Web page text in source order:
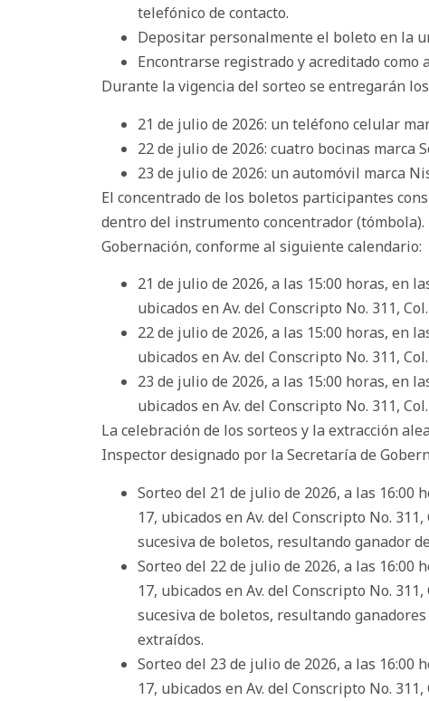
telefónico de contacto.
Depositar personalmente el boleto en la
Encontrarse registrado y acreditado
Durante la vigencia del sorteo se entregarán
21 de julio de 2026: un teléfono celular
22 de julio de 2026: cuatro bocinas marca
23 de julio de 2026: un automóvil marca
El concentrado de los boletos participantes
dentro del instrumento concentrador
Gobernación, conforme al siguiente calendario:
21 de julio de 2026, a las 15:00 horas, en
ubicados en Av. del Conscripto No. 311,
22 de julio de 2026, a las 15:00 horas, en
ubicados en Av. del Conscripto No. 311,
23 de julio de 2026, a las 15:00 horas, en
ubicados en Av. del Conscripto No. 311,
La celebración de los sorteos y la extracción
Inspector designado por la Secretaría de
Sorteo del 21 de julio de 2026, a las 16:00
17, ubicados en Av. del Conscripto No.
sucesiva de boletos, resultando ganador
Sorteo del 22 de julio de 2026, a las 16:00
17, ubicados en Av. del Conscripto No.
sucesiva de boletos, resultando
extraídos.
Sorteo del 23 de julio de 2026, a las 16:00
17, ubicados en Av. del Conscripto No.